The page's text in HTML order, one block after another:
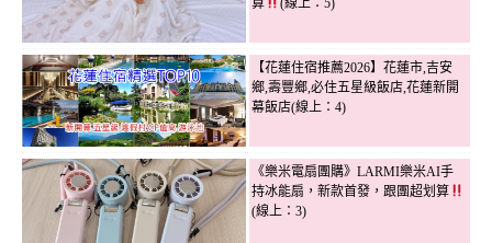
【花蓮住宿推薦2026】花蓮市,吉安
鄉,壽豐鄉,必住五星級飯店,花蓮新開
幕飯店(線上：4)
《樂米電扇團購》LARMI樂米AI手
持冰能扇，新款首發，跟團超划算
(線上：3)